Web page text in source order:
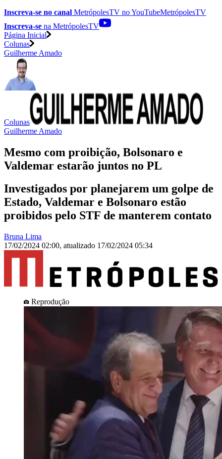
Inscreva-se no canal MetrópolesTV noYouTubeMetrópolesTV
Inscreva-se na MetrópolesTV
Página Inicial
Colunas
Guilherme Amado
Colunas
Guilherme Amado
Mesmo com proibição, Bolsonaro e
Valdemar estarão juntos no PL
Investigados por planejarem um golpe de
Estado, Valdemar e Bolsonaro estão
proibidos pelo STF de manterem contato
Bruna Lima
17/02/2024 02:00, atualizado 17/02/2024 05:34
Reprodução